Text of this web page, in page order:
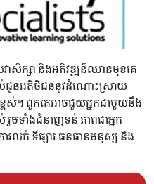
វាសិក្សា និងអភិវឌ្ឍន៍ឈានមុខគេ
ល់ជូនអតិថិជននូវដំណោះស្រាយ
ស់។ ពួកគេអាចជួយអ្នកជាមួយនឹង
រួមទាំងជំនាញទន់ ភាពជាអ្នក
ារលក់ ទីផ្សារ ធនធានមនុស្ស និង